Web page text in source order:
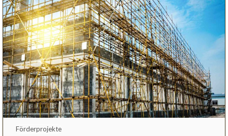
Förderprojekte